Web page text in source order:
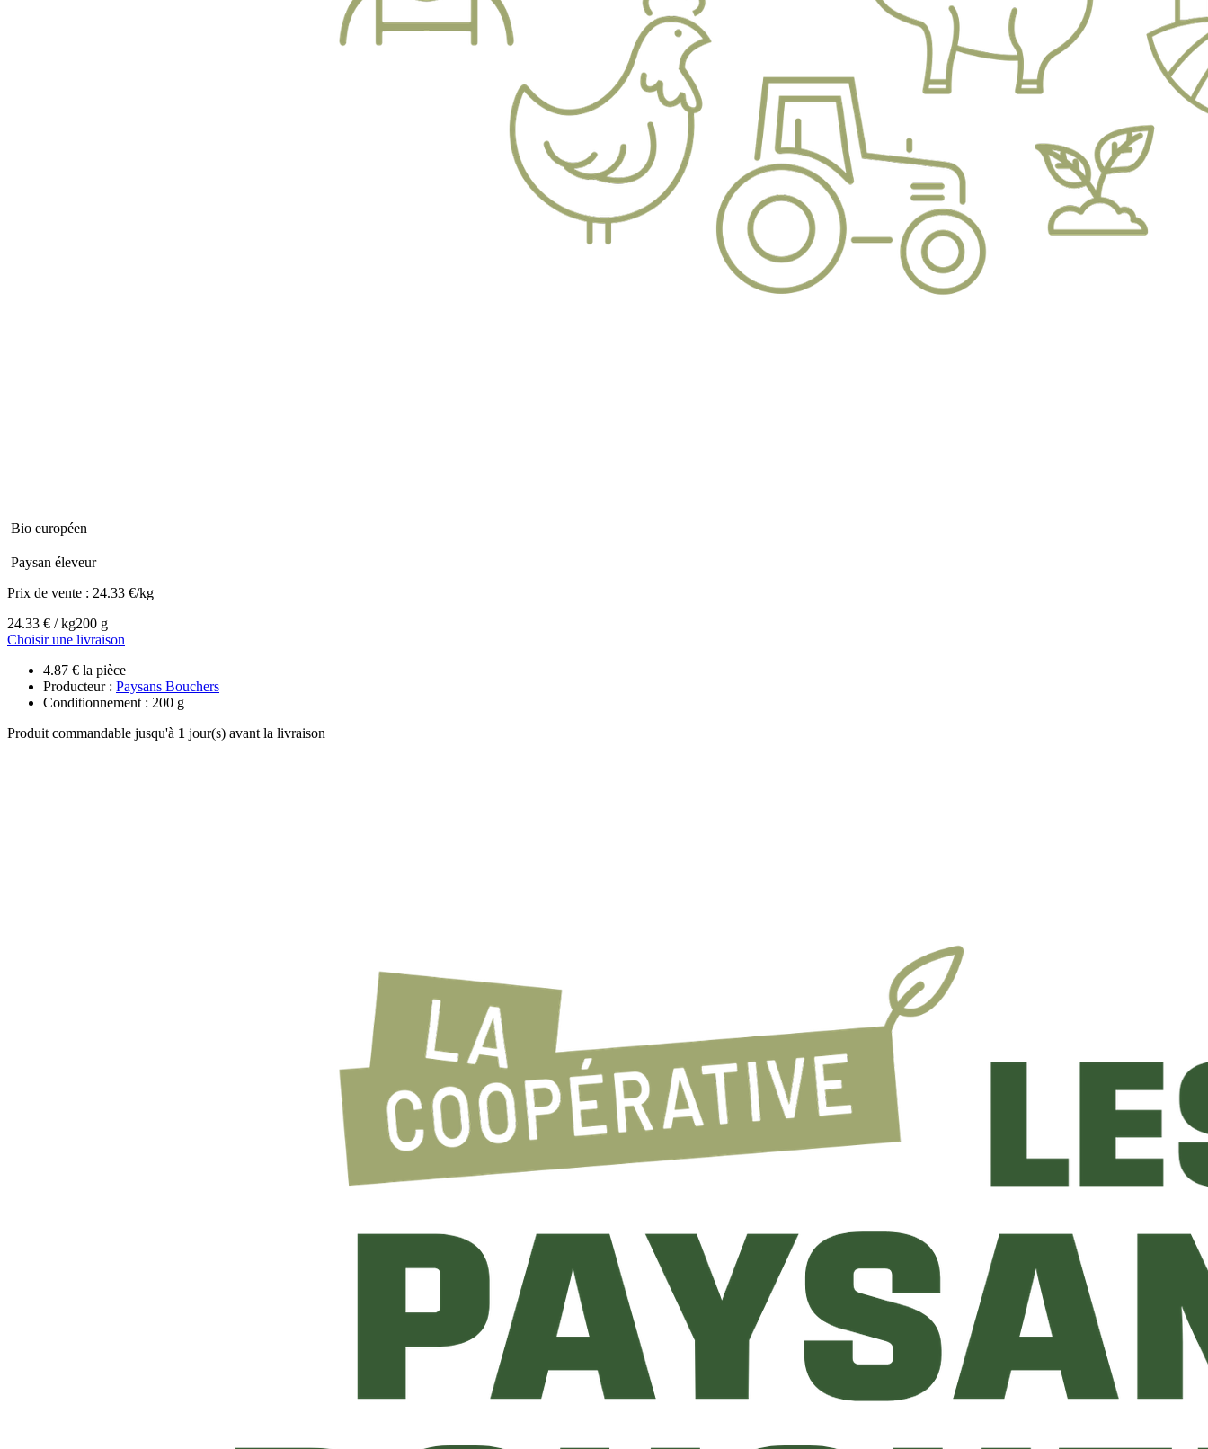
Bio européen
Paysan éleveur
Prix de vente : 24.33 €/kg
24.33 € / kg200 g
Choisir une livraison
4.87 € la pièce
Producteur : Paysans Bouchers
Conditionnement : 200 g
Produit commandable jusqu'à 1 jour(s) avant la livraison